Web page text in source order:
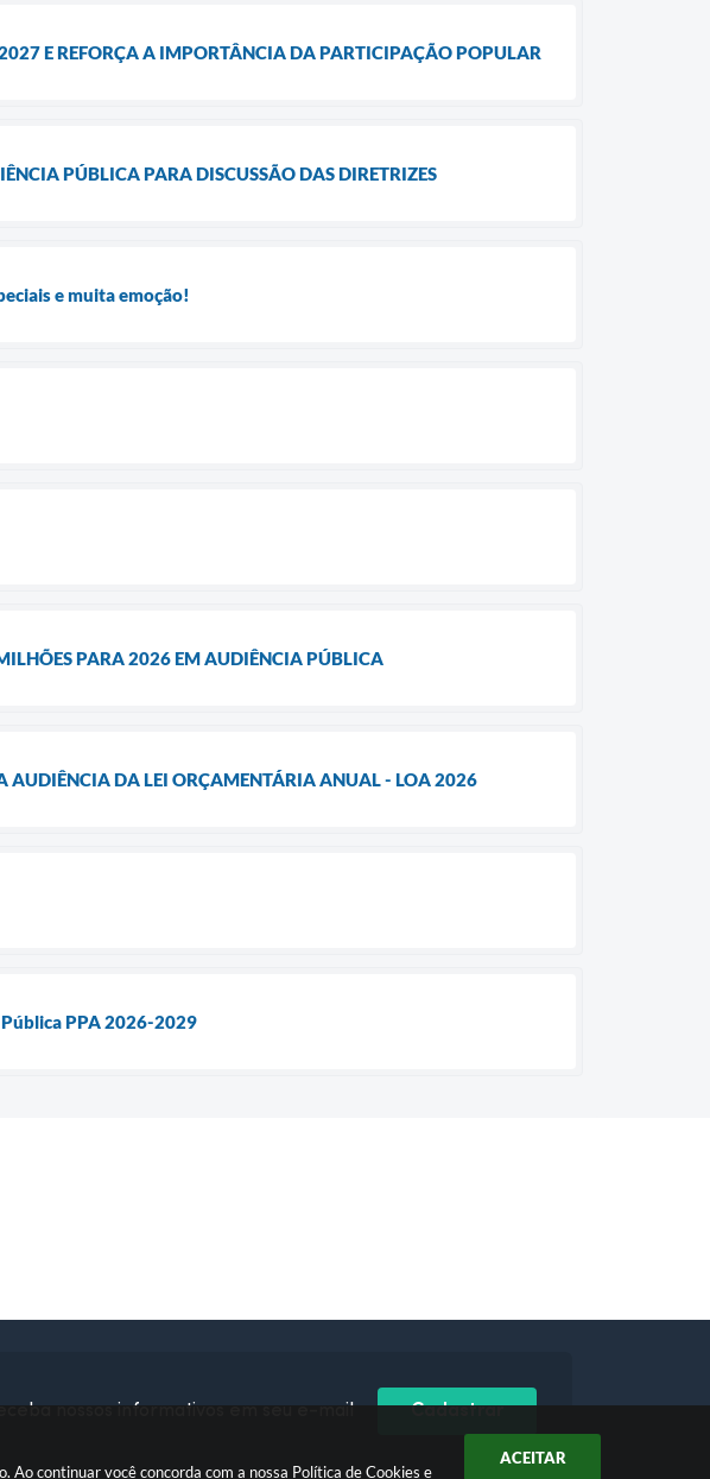
Ao continuar você concorda com a nossa Política de Cookies e
ACEITAR
E REFORÇA A IMPORTÂNCIA DA PARTICIPAÇÃO POPULAR
PÚBLICA PARA DISCUSSÃO DAS DIRETRIZES
e muita emoção!
PARA 2026 EM AUDIÊNCIA PÚBLICA
AUDIÊNCIA DA LEI ORÇAMENTÁRIA ANUAL - LOA 2026
PPA 2026-2029
nossos informativos em seu e-mail Cadastrar